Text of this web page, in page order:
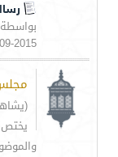
بواسطة
2015
(يشاهده
يختص